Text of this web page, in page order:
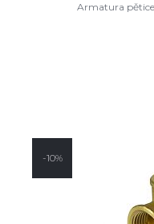
Armatura
-10%